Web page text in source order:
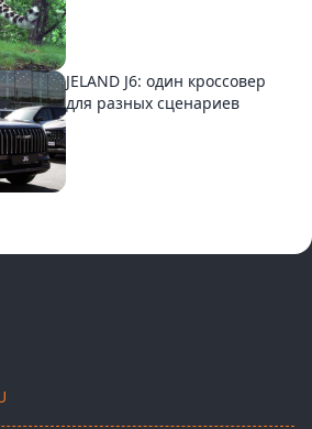
JELAND J6: один кроссовер
для разных сценариев